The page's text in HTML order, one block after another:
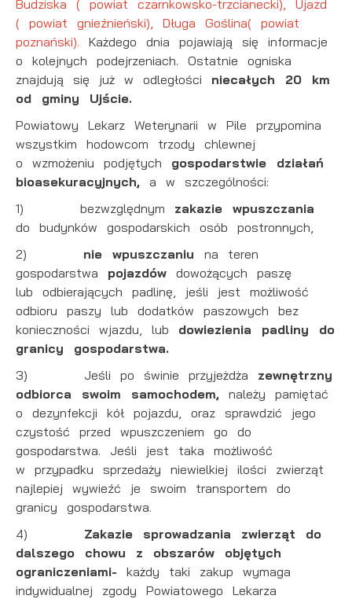
Budziska ( powiat czarnkowsko-trzcianecki), Ujazd
( powiat gnieźnieński), Długa Goślina( powiat
poznański). Każdego dnia pojawiają się informacje
o kolejnych podejrzeniach. Ostatnie ogniska
znajdują się już w odległości niecałych 20 km
od gminy Ujście.
Powiatowy Lekarz Weterynarii w Pile przypomina
wszystkim hodowcom trzody chlewnej
o wzmożeniu podjętych gospodarstwie działań
bioasekuracyjnych, a w szczególności:
1) bezwzględnym zakazie wpuszczania
do budynków gospodarskich osób postronnych,
2) nie wpuszczaniu na teren
gospodarstwa pojazdów dowożących paszę
lub odbierających padlinę, jeśli jest możliwość
odbioru paszy lub dodatków paszowych bez
konieczności wjazdu, lub dowiezienia padliny do
granicy gospodarstwa.
3) Jeśli po świnie przyjeżdża zewnętrzny
odbiorca swoim samochodem, należy pamiętać
o dezynfekcji kół pojazdu, oraz sprawdzić jego
czystość przed wpuszczeniem go do
gospodarstwa. Jeśli jest taka możliwość
w przypadku sprzedaży niewielkiej ilości zwierząt
najlepiej wywieźć je swoim transportem do
granicy gospodarstwa.
4) Zakazie sprowadzania zwierząt do
dalszego chowu z obszarów objętych
ograniczeniami- każdy taki zakup wymaga
indywidualnej zgody Powiatowego Lekarza
naszych komunikatów na podstawie analizy Twoich
upodobań oraz Twoich zwyczajów dotyczących
przeglądanej witryny internetowej. Treści promocyjne
mogą pojawić się na stronach podmiotów trzecich lub
firm będących naszymi partnerami oraz innych
dostawców usług. Firmy te działają w charakterze
pośredników prezentujących nasze treści w postaci
wiadomości, ofert, komunikatów mediów
społecznościowych.